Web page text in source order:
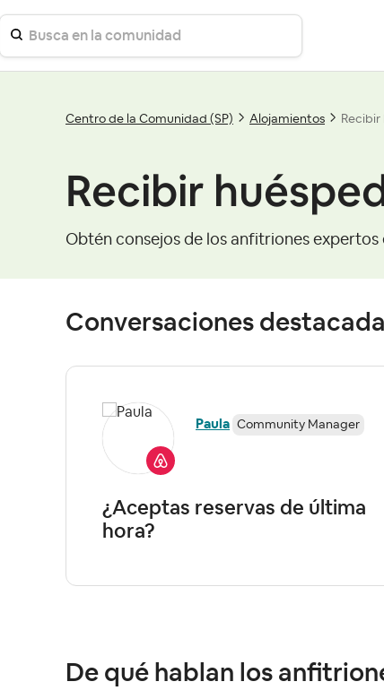
Centro de la Comunidad (SP) Alojamientos
Recibir
Obtén consejos de los anfitriones expertos
Conversaciones
Paula Community Manager
¿Aceptas reservas de última
hora?
De qué hablan los